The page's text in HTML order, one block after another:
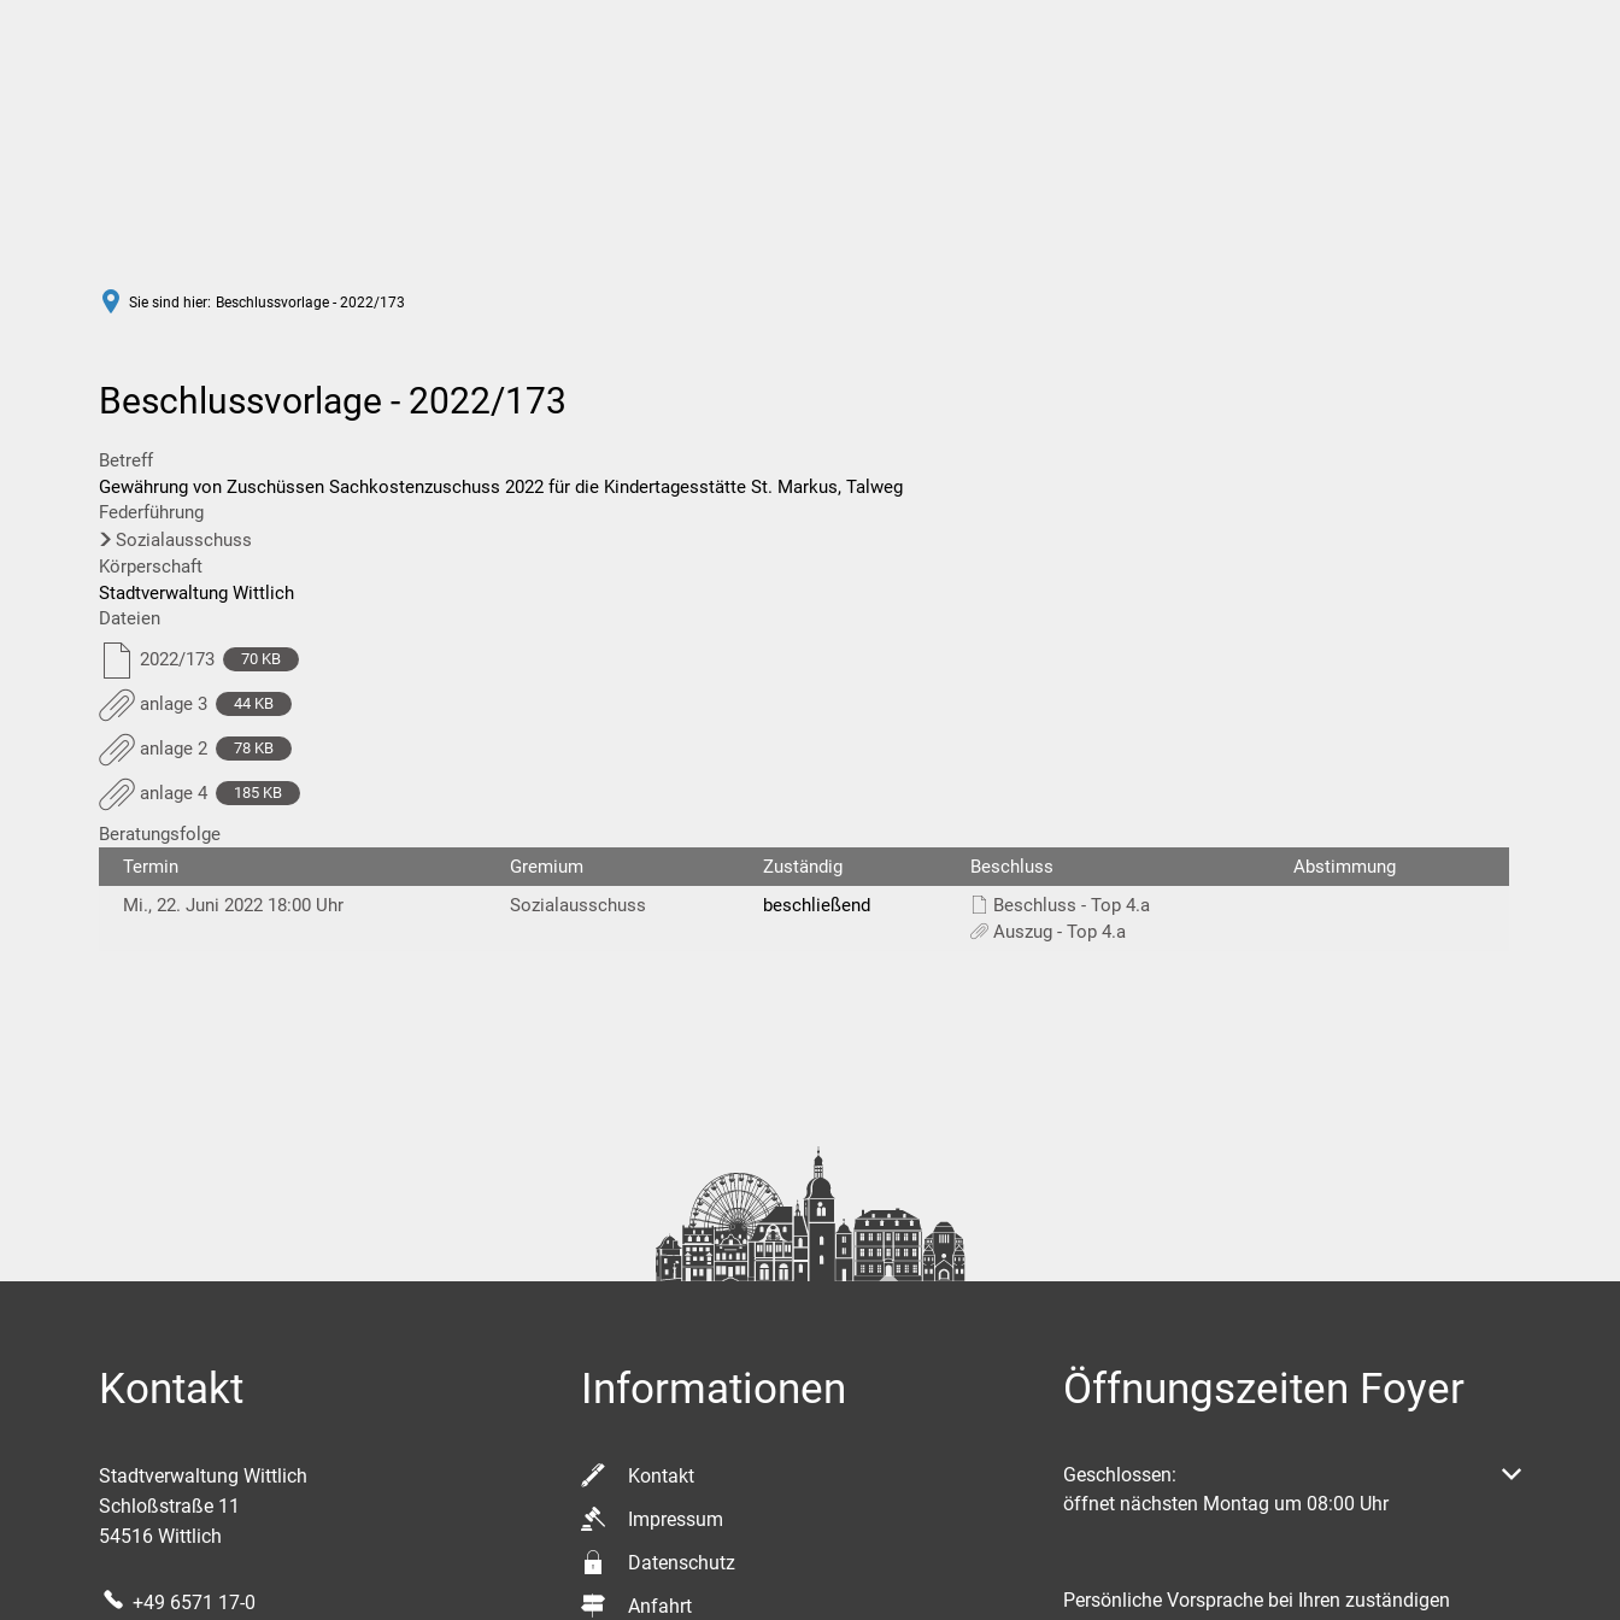
Sie sind hier: Beschlussvorlage - 2022/173
Beschlussvorlage - 2022/173
Betreff
Gewährung von Zuschüssen Sachkostenzuschuss 2022 für die Kindertagesstätte St. Markus, Talweg
Federführung
Sozialausschuss
Körperschaft
Stadtverwaltung Wittlich
Dateien
2022/173
70 KB
anlage 3 44 KB
anlage 2 78 KB
anlage 4 185 KB
Beratungsfolge
Termin
Gremium Zuständig Beschluss
Abstimmung
Mi., 22. Juni 2022 18:00 Uhr
Sozialausschuss beschließend
Beschluss - Top 4.a
Auszug - Top 4.a
Kontakt
Stadtverwaltung Wittlich
Schloßstraße 11
54516 Wittlich
+49 6571 17-0
Informationen
Kontakt
Impressum
Datenschutz
Anfahrt
Öffnungszeiten Foyer
Klicken, um weitere Öffnungs- oder Schließzeiten auszublenden
Geschlossen:
öffnet nächsten Montag um 08:00 Uhr
Persönliche Vorsprache bei Ihren zuständigen